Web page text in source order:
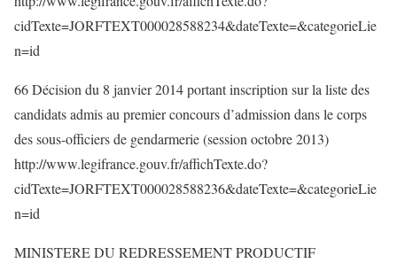
cidTexte=JORFTEXT000028588234&dateTexte=&categorieLie
n=id
66 Décision du 8 janvier 2014 portant inscription sur la liste des
candidats admis au premier concours d’admission dans le corps
des sous-officiers de gendarmerie (session octobre 2013)
http://www.legifrance.gouv.fr/affichTexte.do?
cidTexte=JORFTEXT000028588236&dateTexte=&categorieLie
n=id
MINISTERE DU REDRESSEMENT PRODUCTIF